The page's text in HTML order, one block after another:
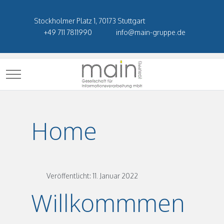
Stockholmer Platz 1, 70173 Stuttgart
+49 711 7811990
info@main-gruppe.de
Mobile Menu Toggle
Home
Veröffentlicht: 11. Januar 2022
Willkommmen